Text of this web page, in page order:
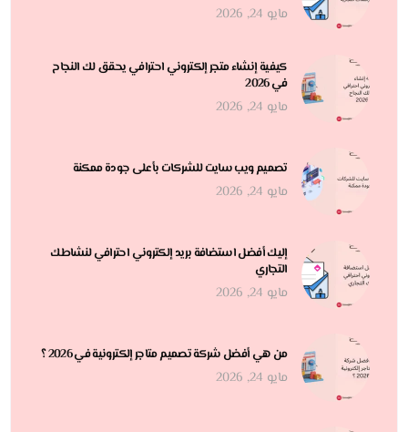
مايو 24, 2026
كيفية إنشاء متجر إلكتروني احترافي يحقق لك النجاح
في 2026
مايو 24, 2026
تصميم ويب سايت للشركات بأعلى جودة ممكنة
مايو 24, 2026
إليك أفضل استضافة بريد إلكتروني احترافي لنشاطك
التجاري
مايو 24, 2026
من هي أفضل شركة تصميم متاجر إلكترونية في 2026 ؟
مايو 24, 2026